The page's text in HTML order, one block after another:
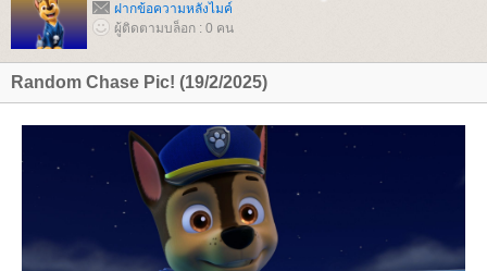
ฝากข้อความหลังไมค์
ผู้ติดตามบล็อก : 0 คน
Random Chase Pic! (19/2/2025)